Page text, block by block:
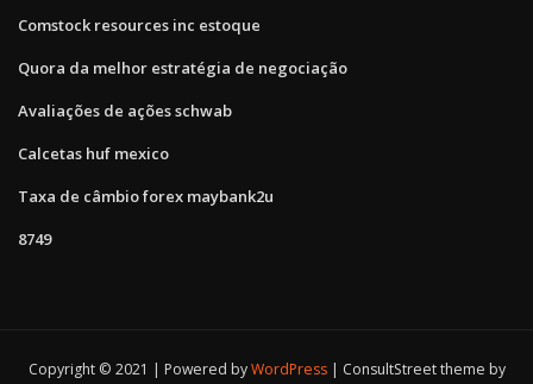
Comstock resources inc estoque
Quora da melhor estratégia de negociação
Avaliações de ações schwab
Calcetas huf mexico
Taxa de câmbio forex maybank2u
8749
Copyright © 2021 | Powered byWordPress ConsultStreet theme by